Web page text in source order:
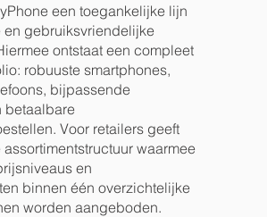
een toegankelijke lijn
en gebruiksvriendelijke
ontstaat een compleet
robuuste smartphones,
bijpassende
betaalbare
Voor retailers geeft
waarmee
en
binnen één overzichtelijke
worden aangeboden.